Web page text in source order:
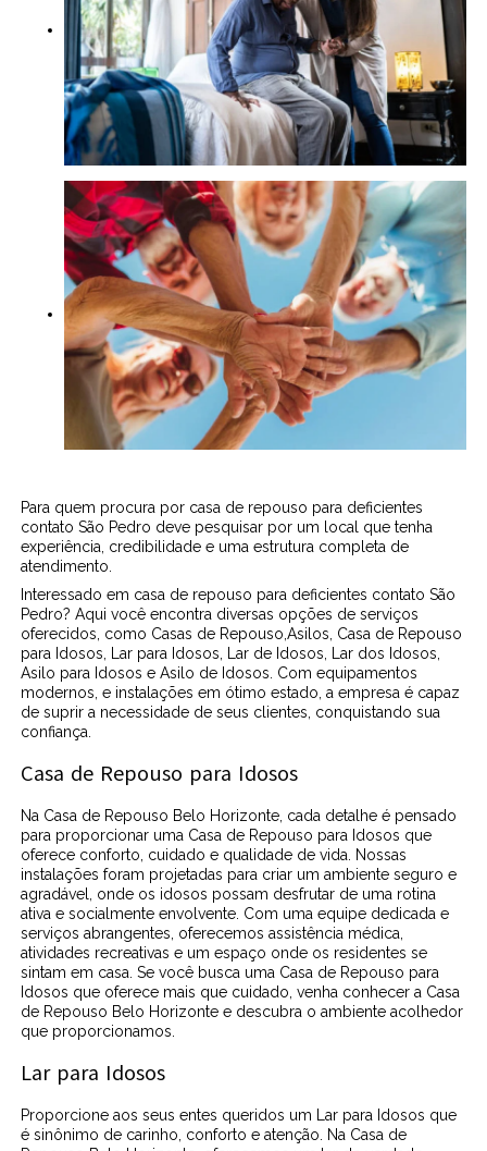
Para quem procura por casa de repouso para deficientes
contato São Pedro deve pesquisar por um local que tenha
experiência, credibilidade e uma estrutura completa de
atendimento.
Interessado em casa de repouso para deficientes contato São
Pedro? Aqui você encontra diversas opções de serviços
oferecidos, como Casas de Repouso,Asilos, Casa de Repouso
para Idosos, Lar para Idosos, Lar de Idosos, Lar dos Idosos,
Asilo para Idosos e Asilo de Idosos. Com equipamentos
modernos, e instalações em ótimo estado, a empresa é capaz
de suprir a necessidade de seus clientes, conquistando sua
confiança.
Casa de Repouso para Idosos
Na Casa de Repouso Belo Horizonte, cada detalhe é pensado
para proporcionar uma Casa de Repouso para Idosos que
oferece conforto, cuidado e qualidade de vida. Nossas
instalações foram projetadas para criar um ambiente seguro e
agradável, onde os idosos possam desfrutar de uma rotina
ativa e socialmente envolvente. Com uma equipe dedicada e
serviços abrangentes, oferecemos assistência médica,
atividades recreativas e um espaço onde os residentes se
sintam em casa. Se você busca uma Casa de Repouso para
Idosos que oferece mais que cuidado, venha conhecer a Casa
de Repouso Belo Horizonte e descubra o ambiente acolhedor
que proporcionamos.
Lar para Idosos
Proporcione aos seus entes queridos um Lar para Idosos que
é sinônimo de carinho, conforto e atenção. Na Casa de